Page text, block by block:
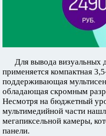
Для вывода визуальных
применяется компактная
поддерживающая
обладающая скромным
Несмотря на бюджетный
мультимедийной части
мегапиксельной камеры,
панели.